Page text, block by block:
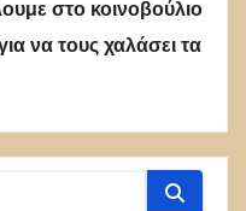
στο κοινοβούλιο
να τους χαλάσει τα